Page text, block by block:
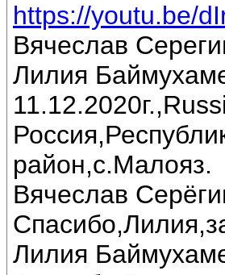
https://youtu.be/
Вячеслав
Лилия
район,с.Малояз.
Вячеслав
Лилия